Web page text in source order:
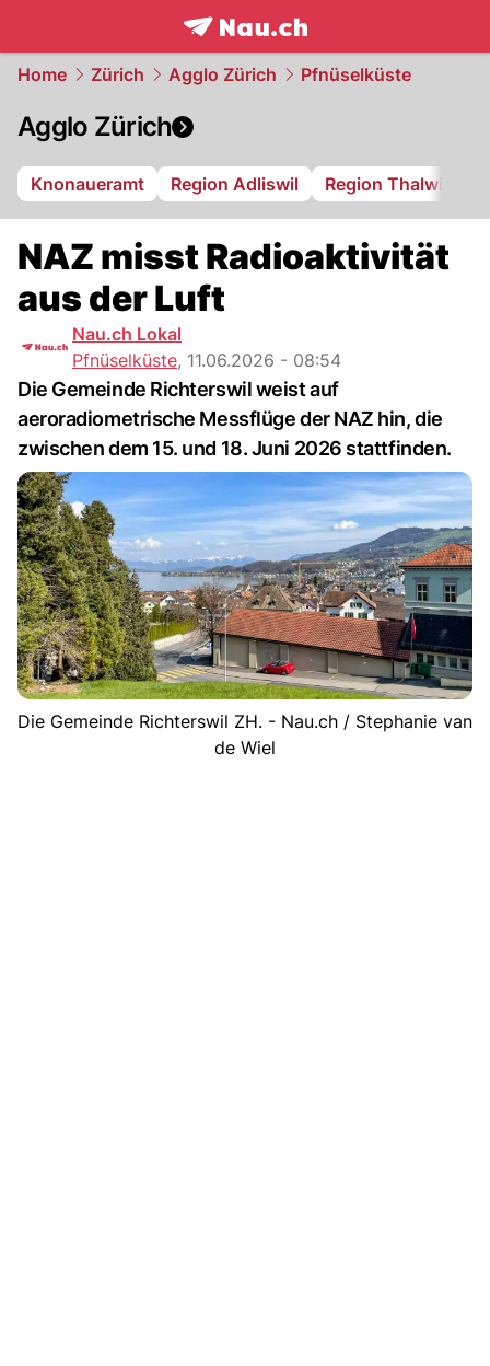
frontpage.NAU.ch
Home Zürich Agglo Zürich Pfnüselküste
Agglo Zürich
Knonaueramt Region Adliswil Region Thalwil
NAZ misst Radioaktivität
aus der Luft
Nau.ch Lokal
Pfnüselküste, 11.06.2026 - 08:54
Die Gemeinde Richterswil weist auf
aeroradiometrische Messflüge der NAZ hin, die
zwischen dem 15. und 18. Juni 2026 stattfinden.
Die Gemeinde Richterswil ZH. - Nau.ch / Stephanie van
de Wiel